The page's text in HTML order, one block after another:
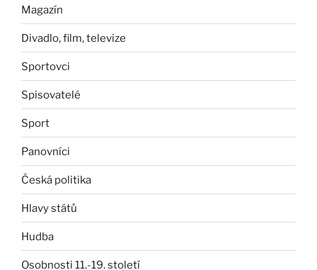
Magazín
Divadlo, film, televize
Sportovci
Spisovatelé
Sport
Panovníci
Česká politika
Hlavy států
Hudba
Osobnosti 11.-19. století